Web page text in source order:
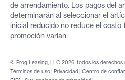
de arrendamiento. Los pagos del
determinarán al seleccionar el
inicial reducido no reduce el costo
promoción varían.
Términos de uso | Privacidad | Centro de
© Prog Leasing, LLC 2026, todos los derechos